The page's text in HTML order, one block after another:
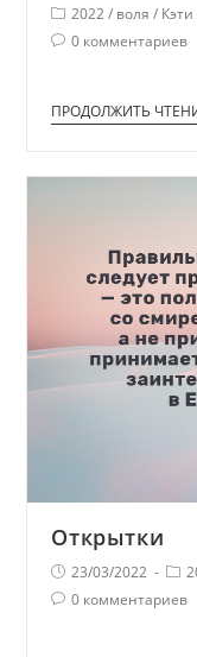
2022 / воля /
0 комментариев
ПРОДОЛЖИТЬ
Открытки
23/03/2022
0 комментариев